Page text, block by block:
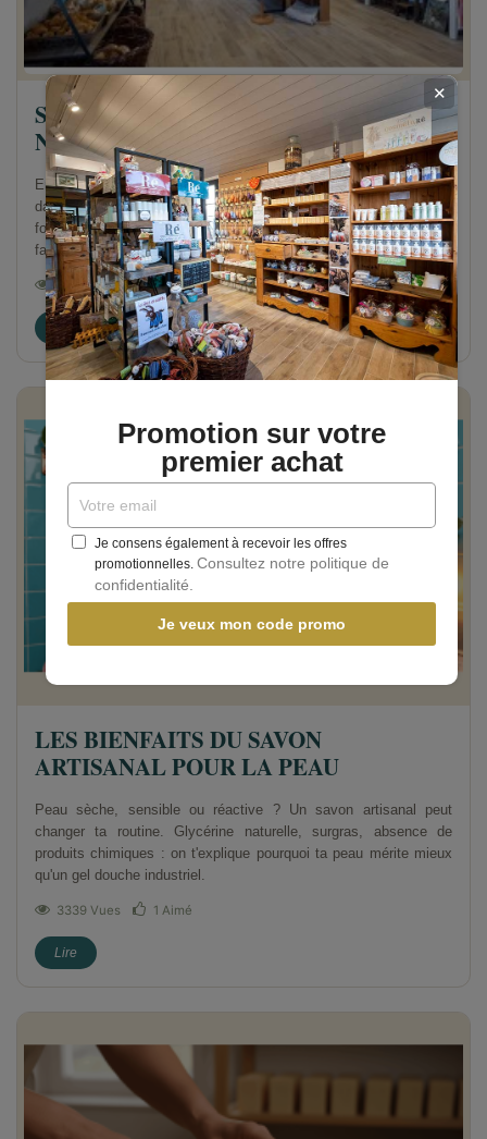
SAVONNERIE DE L'ÎLE DE RÉ :
NOTRE HISTOIRE À LOIX
2993 Vues 1 Aimé
En 2014, Marie-Paule et Jean-Pierre ont créé Loix &amp; Savons
dans leur atelier de l'Île de Ré. Lait d'ânesse d'un éleveur local,
formules uniques, fabrication artisanale : retour sur une aventure
familiale devenue référence du savon rétais.
Lire
LES BIENFAITS DU SAVON
ARTISANAL POUR LA PEAU
3339 Vues 1 Aimé
Peau sèche, sensible ou réactive ? Un savon artisanal peut
changer ta routine. Glycérine naturelle, surgras, absence de
produits chimiques : on t'explique pourquoi ta peau mérite mieux
qu'un gel douche industriel.
Lire
Promotion sur votre
premier achat
Je consens également à recevoir les offres
promotionnelles. Consultez notre politique de
confidentialité.
Je veux mon code promo
✕